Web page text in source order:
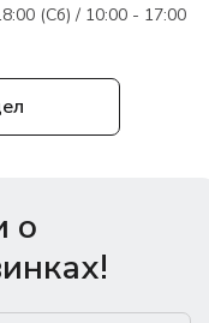
(Сб) / 10:00 - 17:00
о